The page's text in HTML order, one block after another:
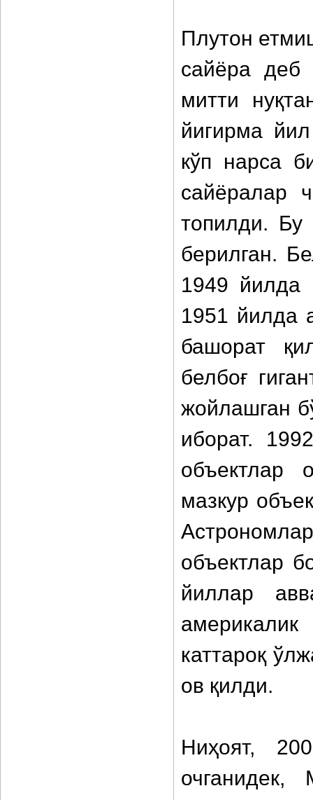
Плутон
сайёра деб
митти
йигирма
кўп нарса
сайёралар
топилди. Бу
берилган.
1949 йилда
1951 йилда
башорат
белбоғ
жойлашган
иборат.
объектлар
мазкур
объектлар
йиллар
каттароқ
ов қилди.
Ниҳоят,